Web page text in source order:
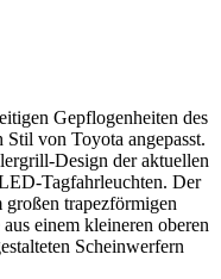
Gepflogenheiten des
Stil von Toyota angepasst.
Design der aktuellen
Tagfahrleuchten. Der
trapezförmigen
einem kleineren oberen
Scheinwerfern